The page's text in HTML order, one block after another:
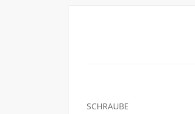
SCHRAUBE